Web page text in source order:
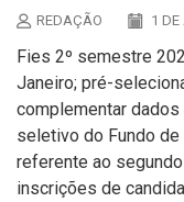
REDAÇÃO 1 DE
Fies 2º semestre
Janeiro; pré-
complementar
seletivo do Fundo
referente ao
inscrições de